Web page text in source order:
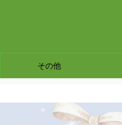
その他